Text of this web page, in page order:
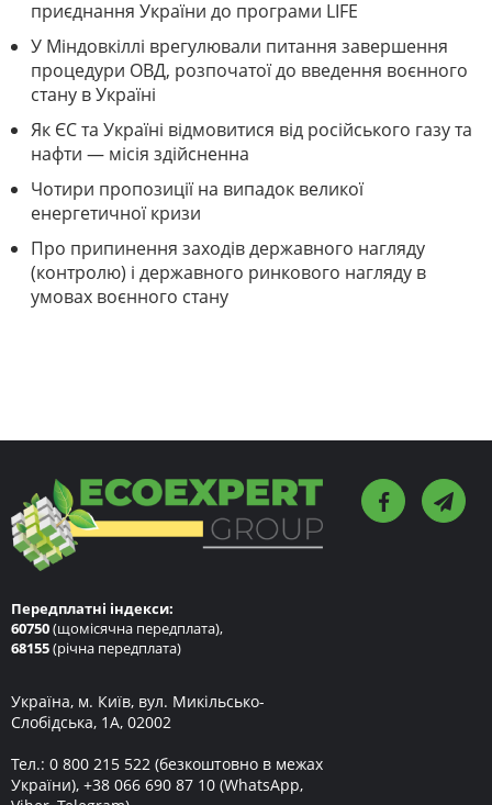
приєднання України до програми LIFE
У Міндовкіллі врегулювали питання завершення
процедури ОВД, розпочатої до введення воєнного
стану в Україні
Як ЄС та Україні відмовитися від російського газу та
нафти — місія здійсненна
Чотири пропозиції на випадок великої
енергетичної кризи
Про припинення заходів державного нагляду
(контролю) і державного ринкового нагляду в
умовах воєнного стану
Передплатні індекси:
60750(щомісячна передплата),
68155(річна передплата)
Україна, м. Київ, вул. Микільсько-
Слобідська, 1А, 02002
Тел.: 0 800 215 522 (безкоштовно в межах
України), +38 066 690 87 10 (WhatsApp,